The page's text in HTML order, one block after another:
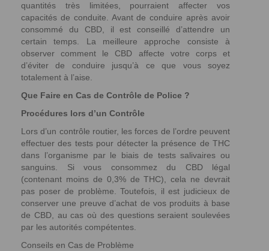
quantités très limitées, pourraient affecter vos
capacités de conduite. Avant de conduire après avoir
consommé du CBD, il est conseillé d’attendre un
certain temps. La meilleure approche consiste à
observer comment le CBD affecte votre corps et
d’éviter de conduire jusqu’à ce que vous soyez
totalement à l’aise.
Que Faire en Cas de Contrôle de Police ?
Procédures lors d’un Contrôle
Lors d’un contrôle routier, les forces de l’ordre peuvent
effectuer des tests pour détecter la présence de THC
dans l’organisme par le biais de tests salivaires ou
sanguins. Si vous consommez du CBD légal
(contenant moins de 0,3% de THC), cela ne devrait
pas poser de problème. Toutefois, il est judicieux de
conserver une preuve d’achat de vos produits à base
de CBD, au cas où des questions seraient soulevées
par les autorités compétentes.
Conseils en Cas de Problème